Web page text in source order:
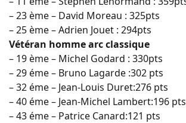
– 23 ème – David Moreau : 325pts
– 25 ème – Adrien Jouet : 294pts
Vétéran homme arc classique
– 19 ème – Michel Godard : 330pts
– 29 éme – Bruno Lagarde :302 pts
– 32 éme – Jean-Louis Duret:276 pts
– 40 éme – Jean-Michel Lambert:196 pts
– 43 éme – Patrice Canard:121 pts